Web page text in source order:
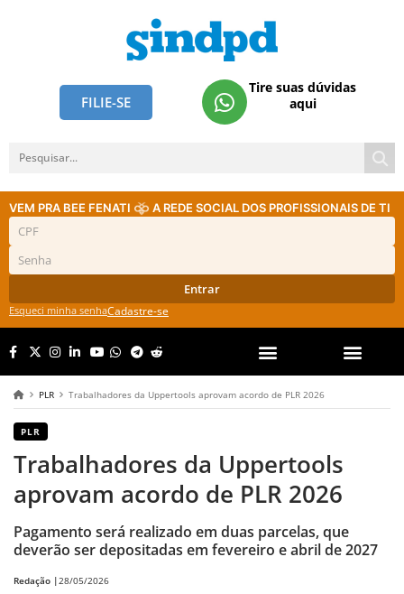
FILIE-SE
Tire suas dúvidas
aqui
VEM PRA BEE FENATI A REDE SOCIAL DOS PROFISSIONAIS DE TI
Entrar
Esqueci minha senhaCadastre-se
PLR Trabalhadores da Uppertools aprovam acordo de PLR 2026
PLR
Trabalhadores da Uppertools
aprovam acordo de PLR 2026
Pagamento será realizado em duas parcelas, que
deverão ser depositadas em fevereiro e abril de 2027
Redação |28/05/2026